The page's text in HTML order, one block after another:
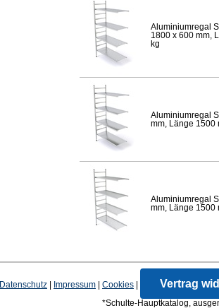
Aluminiumregal
1800 x 600 mm,
kg
Aluminiumregal
mm, Länge 1500
Aluminiumregal
mm, Länge 1500
Datenschutz Impressum Cookies Vertrag
*Schulte-Hauptkatalog,